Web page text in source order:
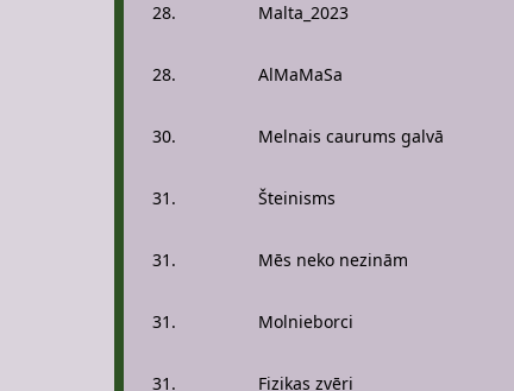
28. Malta_2023
28. AlMaMaSa
30. Melnais caurums galvā
31. Šteinisms
31. Mēs neko nezinām
31. Molnieborci
31. Fizikas zvēri